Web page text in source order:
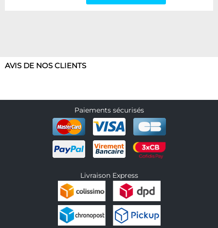
AVIS DE NOS CLIENTS
Paiements sécurisés
Livraison Express